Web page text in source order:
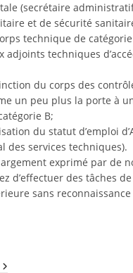
(secrétaire
et de sécurité
technique de
adjoints techniques
du corps des
un peu plus la porte à
B;
du statut d’emploi
des services techniques).
exprimé par de
d’effectuer des tâches
sans